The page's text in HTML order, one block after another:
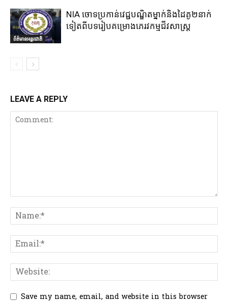
ព័ត៌មានអន្តរជាតិ
NIA ចោទប្រកាន់វេជ្ជបណ្ឌិតម្នាក់និងដៃគូ២នាក់
ទៀតពីបទរៀបគម្រោងភេរវកម្មជីវសាស្ត្រ
LEAVE A REPLY
Save my name, email, and website in this browser